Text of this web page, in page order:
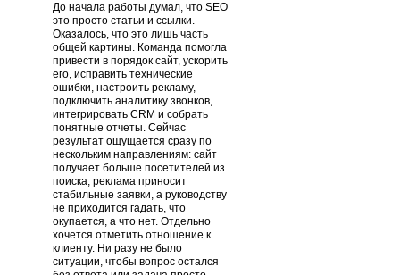
До начала работы думал, что SEO
это просто статьи и ссылки.
Оказалось, что это лишь часть
общей картины. Команда помогла
привести в порядок сайт, ускорить
его, исправить технические
ошибки, настроить рекламу,
подключить аналитику звонков,
интегрировать CRM и собрать
понятные отчеты. Сейчас
результат ощущается сразу по
нескольким направлениям: сайт
получает больше посетителей из
поиска, реклама приносит
стабильные заявки, а руководству
не приходится гадать, что
окупается, а что нет. Отдельно
хочется отметить отношение к
клиенту. Ни разу не было
ситуации, чтобы вопрос остался